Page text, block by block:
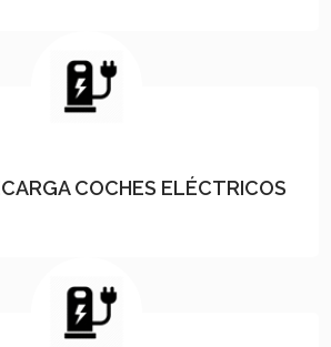
COCHES ELÉCTRICOS